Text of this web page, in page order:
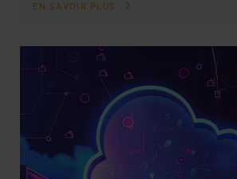
EN SAVOIR PLUS